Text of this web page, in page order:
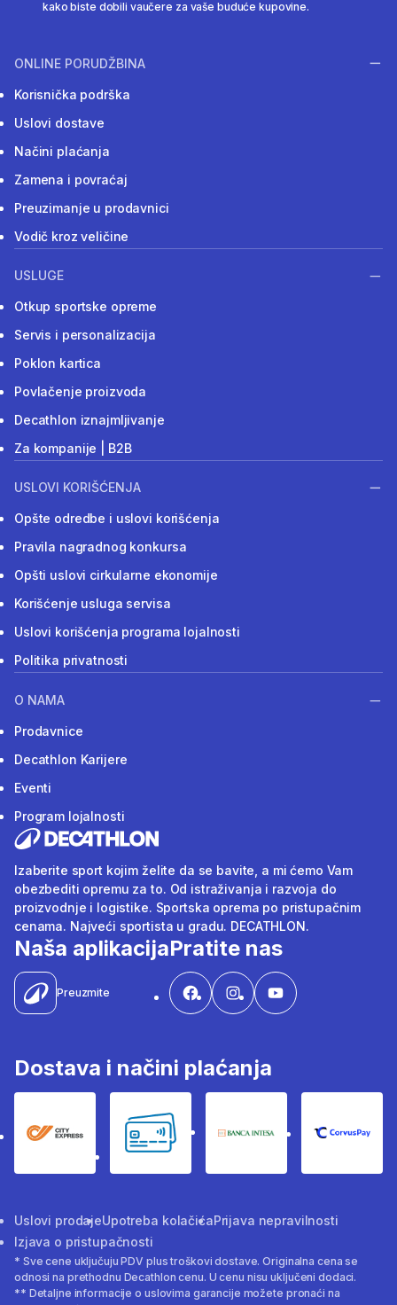
kako biste dobili vaučere za vaše buduće kupovine.
ONLINE PORUDŽBINA
Korisnička podrška
Uslovi dostave
Načini plaćanja
Zamena i povraćaj
Preuzimanje u prodavnici
Vodič kroz veličine
USLUGE
Otkup sportske opreme
Servis i personalizacija
Poklon kartica
Povlačenje proizvoda
Decathlon iznajmljivanje
Za kompanije | B2B
USLOVI KORIŠĆENJA
Opšte odredbe i uslovi korišćenja
Pravila nagradnog konkursa
Opšti uslovi cirkularne ekonomije
Korišćenje usluga servisa
Uslovi korišćenja programa lojalnosti
Politika privatnosti
O NAMA
Prodavnice
Decathlon Karijere
Eventi
Program lojalnosti
Izaberite sport kojim želite da se bavite, a mi ćemo Vam
obezbediti opremu za to. Od istraživanja i razvoja do
proizvodnje i logistike. Sportska oprema po pristupačnim
cenama. Najveći sportista u gradu. DECATHLON.
Naša aplikacija
Preuzmite
Pratite nas
Dostava i načini plaćanja
City Express Bankovne karticeBanka Intesa
Uslovi prodajeUpotreba kolačićaPrijava nepravilnosti
Izjava o pristupačnosti
* Sve cene uključuju PDV plus troškovi dostave. Originalna cena se
odnosi na prethodnu Decathlon cenu. U cenu nisu uključeni dodaci.
** Detaljne informacije o uslovima garancije možete pronaći na